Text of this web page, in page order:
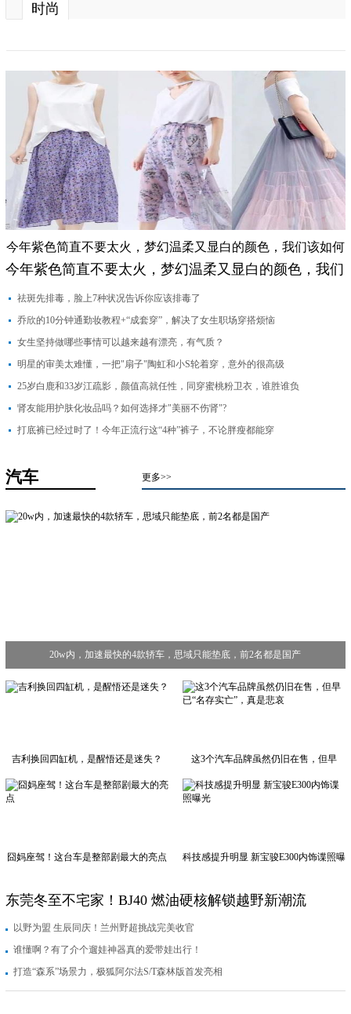
时尚
今年紫色简直不要太火，梦幻温柔又显白的颜色，我们该如何
搭配？
今年紫色简直不要太火，梦幻温柔又显白的颜色，我们
该如何搭配？
祛斑先排毒，脸上7种状况告诉你应该排毒了
乔欣的10分钟通勤妆教程+“成套穿”，解决了女生职场穿搭烦恼
女生坚持做哪些事情可以越来越有漂亮，有气质？
明星的审美太难懂，一把"扇子"陶虹和小S轮着穿，意外的很高级
25岁白鹿和33岁江疏影，颜值高就任性，同穿蜜桃粉卫衣，谁胜谁负
肾友能用护肤化妆品吗？如何选择才"美丽不伤肾"?
打底裤已经过时了！今年正流行这“4种”裤子，不论胖瘦都能穿
汽车 更多>>
20w内，加速最快的4款轿车，思域只能垫底，前2名都是国产
吉利换回四缸机，是醒悟还是迷失？ 这3个汽车品牌虽然仍旧在售，但早
已“名存实亡”，真是悲哀
囧妈座驾！这台车是整部剧最大的亮点 科技感提升明显 新宝骏E300内饰谍照曝
东莞冬至不宅家！BJ40 燃油硬核解锁越野新潮流
以野为盟 生辰同庆！兰州野超挑战完美收官
谁懂啊？有了介个遛娃神器真的爱带娃出行！
打造“森系”场景力，极狐阿尔法S/T森林版首发亮相